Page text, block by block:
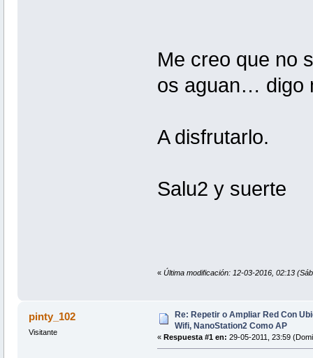
Me creo que no
os aguan…
A disfrutarlo.
Salu2 y suerte
« Última modificación: 12-03-2016, 02:13
pinty_102
Visitante
Re: Repetir o Ampliar Red Con
Wifi, NanoStation2 Como AP
« Respuesta #1 en: 29-05-2011, 23:59